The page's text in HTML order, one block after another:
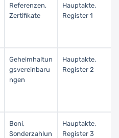
Referenzen,
Zertifikate
Hauptakte,
Register 1
Geheimhaltun
gsvereinbaru
ngen
Hauptakte,
Register 2
Boni,
Sonderzahlun
Hauptakte,
Register 3